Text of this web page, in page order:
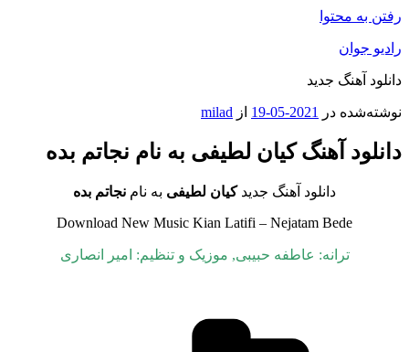
رفتن به محتوا
رادیو جوان
دانلود آهنگ جدید
نوشته‌شده در 2021-05-19 از milad
دانلود آهنگ کیان لطیفی به نام نجاتم بده
دانلود آهنگ جدیدکیان لطیفی به نام نجاتم بده
Download New Music Kian Latifi – Nejatam Bede
ترانه: عاطفه حبیبی, موزیک و تنظیم: امیر انصاری